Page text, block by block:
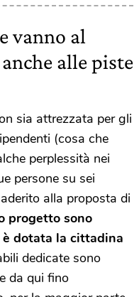
vanno al
alle piste
sia attrezzata per gli
(cosa che
perplessità nei
persone su sei
alla proposta di
progetto sono
dotata la cittadina
dedicate sono
da qui fino